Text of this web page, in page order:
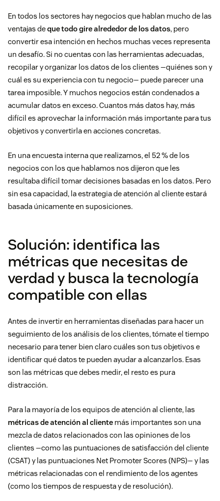
En todos los sectores hay negocios que hablan mucho de las
ventajas deque todo gire alrededor de los datos, pero
convertir esa intención en hechos muchas veces representa
un desafío. Si no cuentas con las herramientas adecuadas,
recopilar y organizar los datos de los clientes —quiénes son y
cuál es su experiencia con tu negocio— puede parecer una
tarea imposible. Y muchos negocios están condenados a
acumular datos en exceso. Cuantos más datos hay, más
difícil es aprovechar la información más importante para tus
objetivos y convertirla en acciones concretas.
En una encuesta interna que realizamos, el 52 % de los
negocios con los que hablamos nos dijeron que les
resultaba difícil tomar decisiones basadas en los datos. Pero
sin esa capacidad, la estrategia de atención al cliente estará
basada únicamente en suposiciones.
Solución: identifica las
métricas que necesitas de
verdad y busca la tecnología
compatible con ellas
Antes de invertir en herramientas diseñadas para hacer un
seguimiento de los análisis de los clientes, tómate el tiempo
necesario para tener bien claro cuáles son tus objetivos e
identificar qué datos te pueden ayudar a alcanzarlos. Esas
son las métricas que debes medir, el resto es pura
distracción.
Para la mayoría de los equipos de atención al cliente, las
métricas de atención al cliente más importantes son una
mezcla de datos relacionados con las opiniones de los
clientes —como las puntuaciones de satisfacción del cliente
(CSAT) y las puntuaciones Net Promoter Scores (NPS)— y las
métricas relacionadas con el rendimiento de los agentes
(como los tiempos de respuesta y de resolución).